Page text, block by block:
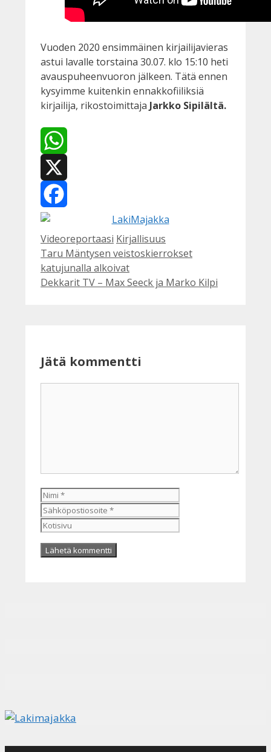
Vuoden 2020 ensimmäinen kirjailijavieras
astui lavalle torstaina 30.07. klo 15:10 heti
avauspuheenvuoron jälkeen. Tätä ennen
kysyimme kuitenkin ennakkofiiliksiä
kirjailija, rikostoimittaja Jarkko Sipilältä.
WhatsApp
X
Facebook
Kategoriat
Videoreportaasi Avainsanat
Kirjallisuus
Taru Mäntysen veistoskierrokset
katujunalla alkoivat
Dekkarit TV – Max Seeck ja Marko Kilpi
Jätä kommentti
Nimi